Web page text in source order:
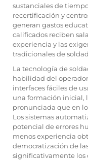
sustanciales de
recertificación y
generan gastos
calificados reciben
experiencia y las
tradicionales de
La tecnología de
habilidad del
interfaces fáciles de
una formación inicial,
pronunciada que en
Los sistemas
potencial de errores
menos experiencia
democratización de
significativamente los